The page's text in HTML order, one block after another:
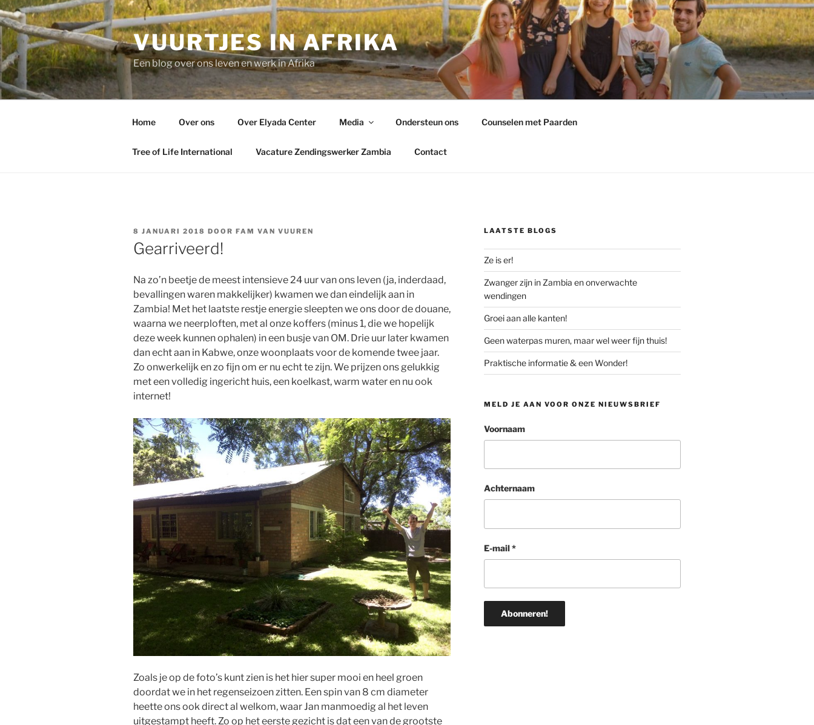
Ga
naar
de
inhoud
VUURTJES IN AFRIKA
Een blog over ons leven en werk in Afrika
Home Over ons Over Elyada Center Media Ondersteun ons Counselen met Paarden
Tree of Life International Vacature Zendingswerker Zambia Contact
GEPLAATST
OP
8 JANUARI 2018 DOOR FAM VAN VUUREN
Gearriveerd!
Na zo’n beetje de meest intensieve 24 uur van ons leven (ja, inderdaad,
bevallingen waren makkelijker) kwamen we dan eindelijk aan in
Zambia! Met het laatste restje energie sleepten we ons door de douane,
waarna we neerploften, met al onze koffers (minus 1, die we hopelijk
deze week kunnen ophalen) in een busje van OM. Drie uur later kwamen
dan echt aan in Kabwe, onze woonplaats voor de komende twee jaar.
Zo onwerkelijk en zo fijn om er nu echt te zijn. We prijzen ons gelukkig
met een volledig ingericht huis, een koelkast, warm water en nu ook
internet!
Zoals je op de foto’s kunt zien is het hier super mooi en heel groen
doordat we in het regenseizoen zitten. Een spin van 8 cm diameter
heette ons ook direct al welkom, waar Jan manmoedig al het leven
uitgestampt heeft. Zo op het eerste gezicht is dat een van de grootste
LAATSTE BLOGS
Ze is er!
Zwanger zijn in Zambia en onverwachte
wendingen
Groei aan alle kanten!
Geen waterpas muren, maar wel weer fijn thuis!
Praktische informatie & een Wonder!
MELD JE AAN VOOR ONZE NIEUWSBRIEF
Voornaam
Achternaam
E-mail*